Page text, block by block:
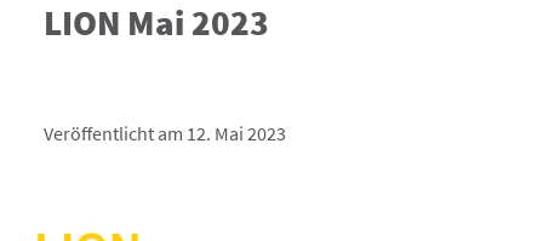
LION Mai 2023
Veröffentlicht am 12. Mai 2023